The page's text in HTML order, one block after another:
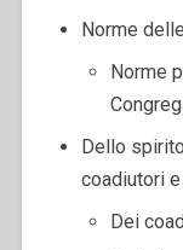
Norme
Norme
Dello
coadiutori
Dei